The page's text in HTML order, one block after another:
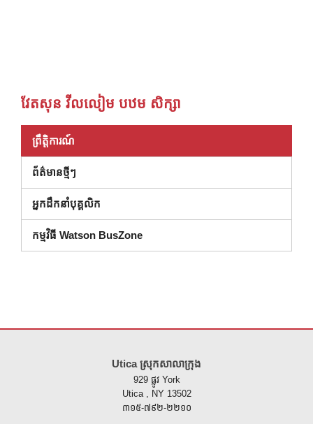
វែតសុន វីលលៀម បឋម សិក្សា
ព្រឹត្តិការណ៍
ព័ត៌មានថ្មីៗ
អ្នកដឹកនាំបុគ្គលិក
កម្មវិធី Watson BusZone
Utica ស្រុកសាលាក្រុង
929 ផ្លូវ York
Utica , NY 13502
៣១៥-៧៩២-២២១០